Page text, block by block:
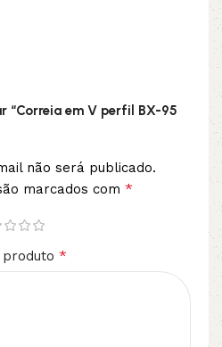
“Correia em V perfil BX-95
não será publicado.
marcados com *
*